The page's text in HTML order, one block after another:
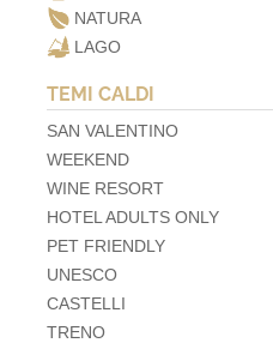
NATURA
LAGO
TEMI CALDI
SAN VALENTINO
WEEKEND
WINE RESORT
HOTEL ADULTS ONLY
PET FRIENDLY
UNESCO
CASTELLI
TRENO